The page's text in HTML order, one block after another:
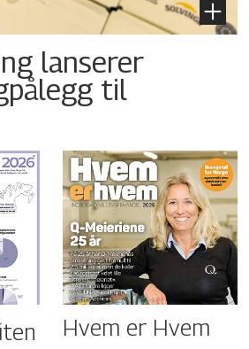
lanserer
til
Hvem er Hvem